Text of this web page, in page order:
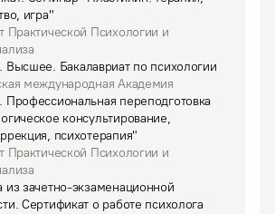
игра"
Практической Психологии и
. Высшее. Бакалавриат по психологии
международная Академия
. Профессиональная переподготовка
консультирование,
психотерапия"
Практической Психологии и
из зачетно-экзаменационной
. Сертификат о работе психолога